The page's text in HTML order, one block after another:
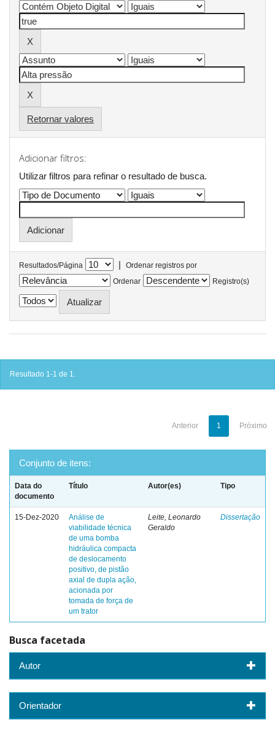
Retornar valores
Adicionar filtros:
Utilizar filtros para refinar o resultado de busca.
Resultados/Página |
Ordenar registros por
Ordenar
Registro(s)
Resultado 1-1 de 1.
Anterior 1 Próximo
Conjunto de itens:
Data do
documento
Título Autor(es) Tipo
15-Dez-2020
Análise de
viabilidade técnica
de uma bomba
hidráulica compacta
de deslocamento
positivo, de pistão
axial de dupla ação,
acionada por
tomada de força de
um trator
Leite, Leonardo
Geraldo
Dissertação
Busca facetada
Autor
Orientador